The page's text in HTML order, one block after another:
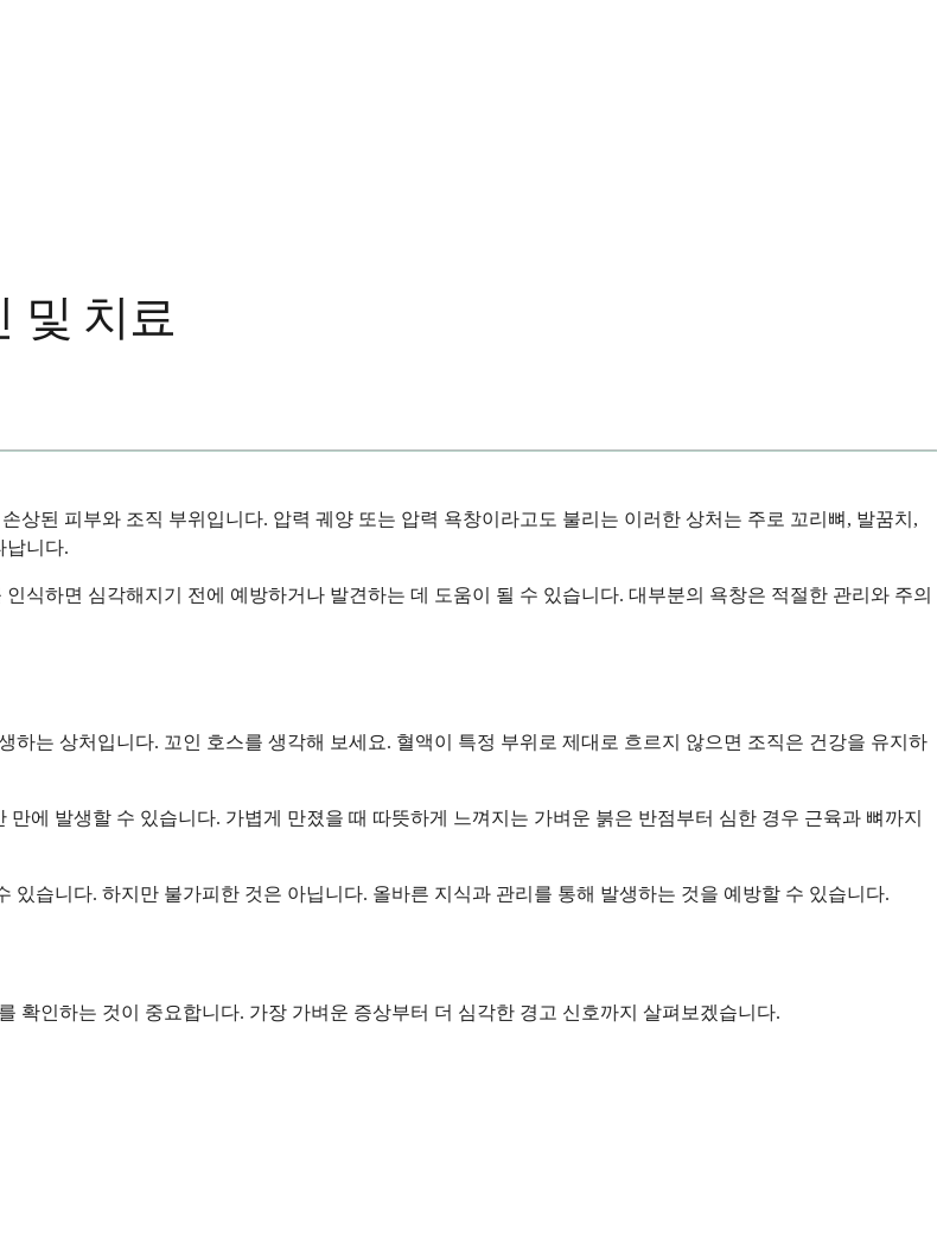
및 치료
상된 피부와 조직 부위입니다. 압력 궤양 또는 압력 욕창이라고도 불리는 이러한 상처는 주로 꼬리뼈, 발꿈치,
납니다.
식하면 심각해지기 전에 예방하거나 발견하는 데 도움이 될 수 있습니다. 대부분의 욕창은 적절한 관리와 주의
는 상처입니다. 꼬인 호스를 생각해 보세요. 혈액이 특정 부위로 제대로 흐르지 않으면 조직은 건강을 유지하
에 발생할 수 있습니다. 가볍게 만졌을 때 따뜻하게 느껴지는 가벼운 붉은 반점부터 심한 경우 근육과 뼈까지
습니다. 하지만 불가피한 것은 아닙니다. 올바른 지식과 관리를 통해 발생하는 것을 예방할 수 있습니다.
확인하는 것이 중요합니다. 가장 가벼운 증상부터 더 심각한 경고 신호까지 살펴보겠습니다.